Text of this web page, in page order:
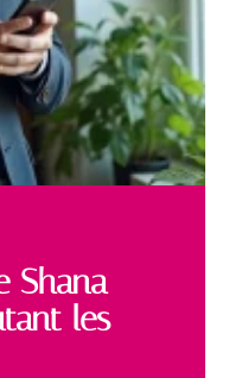
Shana
les